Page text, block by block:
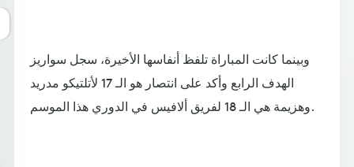
وبينما كانت المباراة تلفظ أنفاسها الأخيرة، سجل سواريز
الهدف الرابع وأكد على انتصار هو الـ 17 لأتلتيكو مدريد
وهزيمة هي الـ 18 لفريق ألافيس في الدوري هذا الموسم.